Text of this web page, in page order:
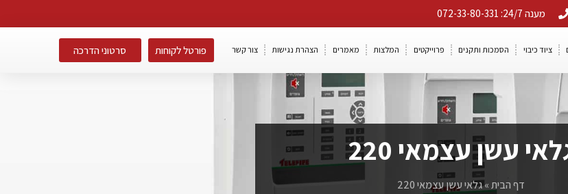
מענה 24/7: 072-33-80-331
ציוד כיבוי הסמכות ותקנים פרוייקטים המלצות מאמרים הצהרת נגישות צור קשר פורטל לקוחות סרטוני הדרכה
עשן עצמאי 220
דף הבית»גלאי עשן עצמאי 220